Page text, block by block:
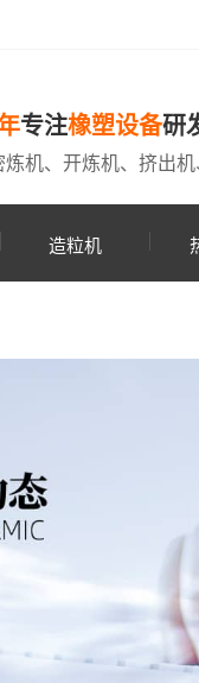
专注橡塑设备研
炼机、开炼机、挤出
造粒机